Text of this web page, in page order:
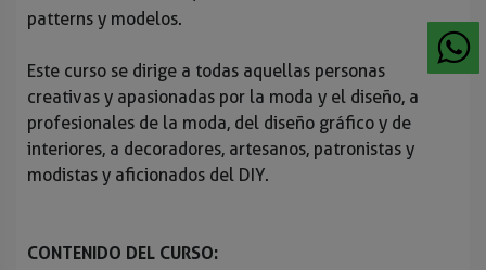
patterns y modelos.
Este curso se dirige a todas aquellas personas
creativas y apasionadas por la moda y el diseño, a
profesionales de la moda, del diseño gráfico y de
interiores, a decoradores, artesanos, patronistas y
modistas y aficionados del DIY.
CONTENIDO DEL CURSO: